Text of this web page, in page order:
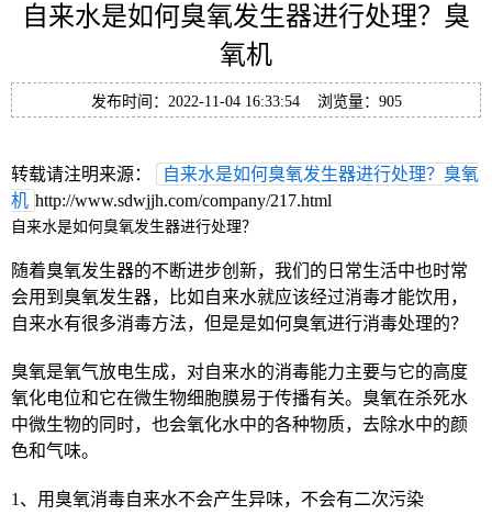
自来水是如何臭氧发生器进行处理？臭
氧机
发布时间：2022-11-04 16:33:54 浏览量：905
转载请注明来源：
自来水是如何臭氧发生器进行处理？臭氧
机 http://www.sdwjjh.com/company/217.html
自来水是如何臭氧发生器进行处理？
随着臭氧发生器的不断进步创新，我们的日常生活中也时常
会用到臭氧发生器，比如自来水就应该经过消毒才能饮用，
自来水有很多消毒方法，但是是如何臭氧进行消毒处理的？
臭氧是氧气放电生成，对自来水的消毒能力主要与它的高度
氧化电位和它在微生物细胞膜易于传播有关。臭氧在杀死水
中微生物的同时，也会氧化水中的各种物质，去除水中的颜
色和气味。
1、用臭氧消毒自来水不会产生异味，不会有二次污染